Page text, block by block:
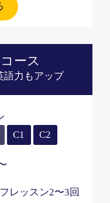
ース
語力もアップ
C1 C2
レッスン2〜3回